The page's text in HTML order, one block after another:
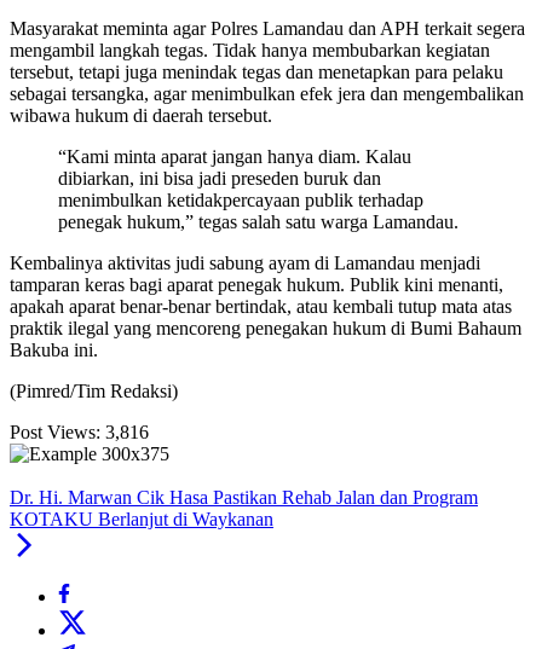
Masyarakat meminta agar Polres Lamandau dan APH terkait segera
mengambil langkah tegas. Tidak hanya membubarkan kegiatan
tersebut, tetapi juga menindak tegas dan menetapkan para pelaku
sebagai tersangka, agar menimbulkan efek jera dan mengembalikan
wibawa hukum di daerah tersebut.
“Kami minta aparat jangan hanya diam. Kalau
dibiarkan, ini bisa jadi preseden buruk dan
menimbulkan ketidakpercayaan publik terhadap
penegak hukum,” tegas salah satu warga Lamandau.
Kembalinya aktivitas judi sabung ayam di Lamandau menjadi
tamparan keras bagi aparat penegak hukum. Publik kini menanti,
apakah aparat benar-benar bertindak, atau kembali tutup mata atas
praktik ilegal yang mencoreng penegakan hukum di Bumi Bahaum
Bakuba ini.
(Pimred/Tim Redaksi)
Post Views: 3,816
Dr. Hi. Marwan Cik Hasa Pastikan Rehab Jalan dan Program
KOTAKU Berlanjut di Waykanan